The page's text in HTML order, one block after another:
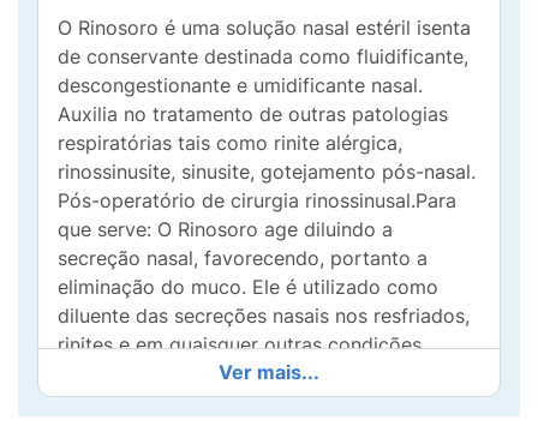
O Rinosoro é uma solução nasal estéril isenta
de conservante destinada como fluidificante,
descongestionante e umidificante nasal.
Auxilia no tratamento de outras patologias
respiratórias tais como rinite alérgica,
rinossinusite, sinusite, gotejamento pós-nasal.
Pós-operatório de cirurgia rinossinusal.Para
que serve: O Rinosoro age diluindo a
secreção nasal, favorecendo, portanto a
eliminação do muco. Ele é utilizado como
diluente das secreções nasais nos resfriados,
rinites e em quaisquer outras condições
relacionadas ao ressecamento da mucosa
nasal, como baixa umidade do ar, ar
Ver mais...